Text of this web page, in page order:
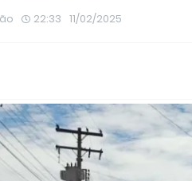
22:33 11/02/2025